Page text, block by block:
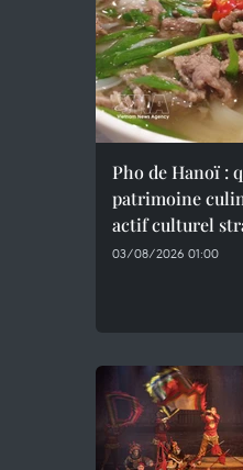
Pho de Hanoï :
patrimoine
actif culturel
03/08/2026 01:00